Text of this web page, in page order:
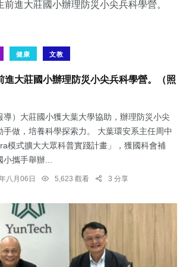
健康 文教
進大莊國小辦理防災小尖兵科學營。（照
導）大莊國小獲大葉大學協助，辦理防災小尖
手做，培養科學探索力。 大葉環安系主任周中
模式擴大大眾科普實踐計畫」，獲國科會補
攜手舉辦...
八月06日 5,623 觀看 3 分享